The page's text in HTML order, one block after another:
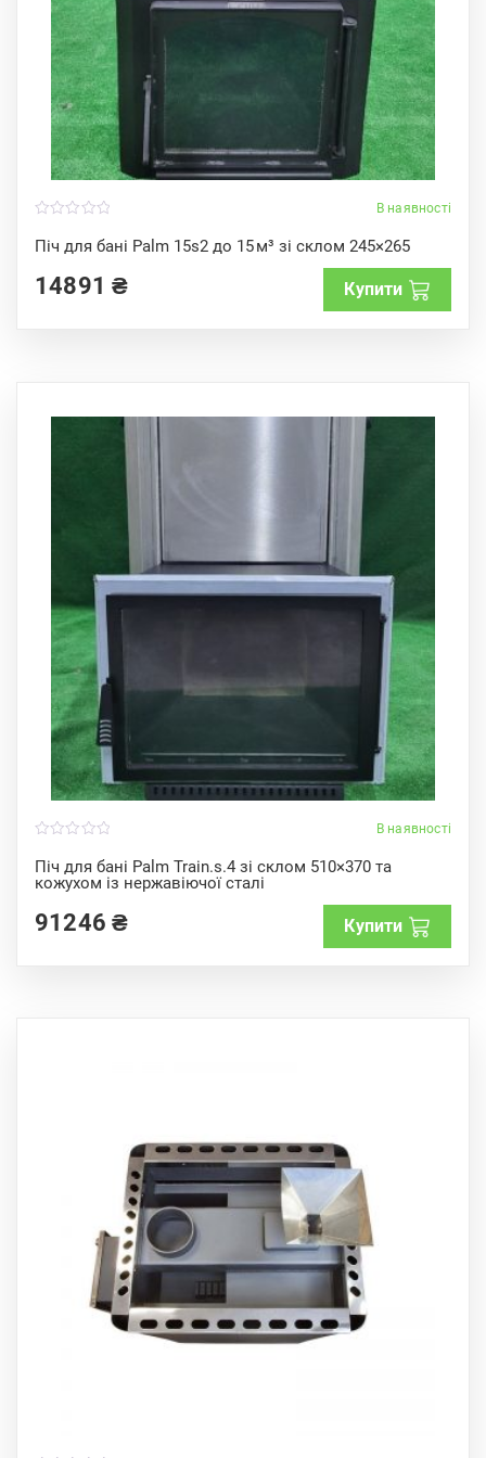
В наявності
Піч для бані Palm 15s2 до 15 м³ зі склом 245×265
o
u
o
14891₴ Купити
В наявності
Піч для бані Palm Train.s.4 зі склом 510×370 та
кожухом із нержавіючої сталі
o
u
t
f
5
91246₴ Купити